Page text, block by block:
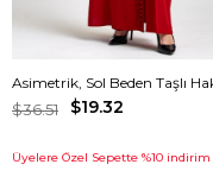
$19.32
$36.51
Üyelere Özel Sepette %10 indirim